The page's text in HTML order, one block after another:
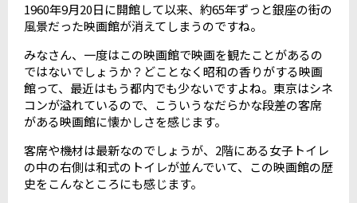
1960年9月20日に開館して以来、約65年ずっと銀座の街の
風景だった映画館が消えてしまうのですね。
みなさん、一度はこの映画館で映画を観たことがあるの
ではないでしょうか？どことなく昭和の香りがする映画
館って、最近はもう都内でも少ないですよね。東京はシネ
コンが溢れているので、こういうなだらかな段差の客席
がある映画館に懐かしさを感じます。
客席や機材は最新なのでしょうが、2階にある女子トイレ
の中の右側は和式のトイレが並んでいて、この映画館の歴
史をこんなところにも感じます。